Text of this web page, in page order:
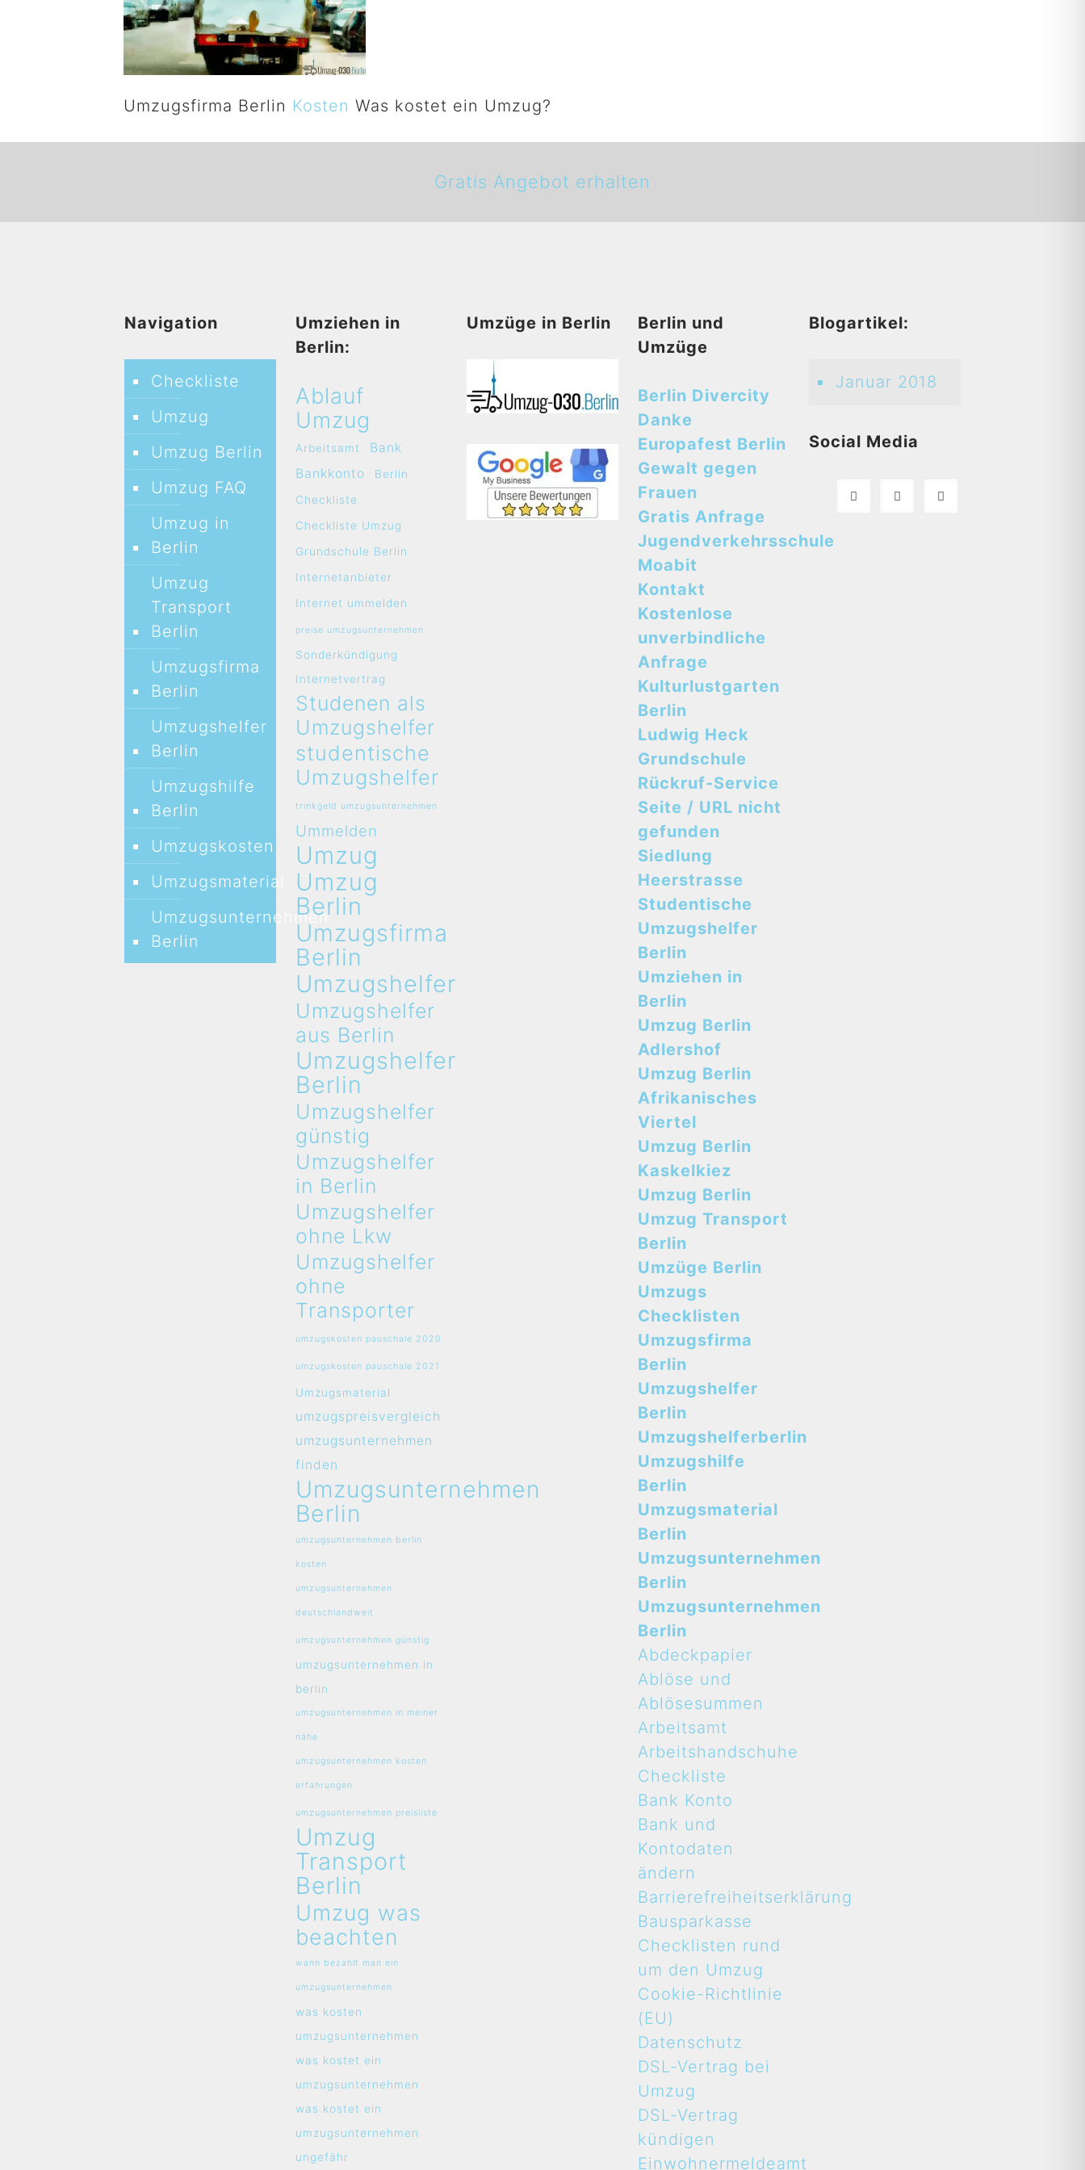
Umzugsfirma Berlin Kosten Was kostet ein Umzug?
Gratis Angebot erhalten
Navigation
Checkliste
Umzug
Umzug Berlin
Umzug FAQ
Umzug in
Berlin
Umzug
Transport
Berlin
Umzugsfirma
Berlin
Umzugshelfer
Berlin
Umzugshilfe
Berlin
Umzugskosten
Umzugsmaterial
Umzugsunternehmen
Berlin
Umziehen in
Berlin:
Ablauf
Umzug
Arbeitsamt
Bank
Bankkonto
Berlin
Checkliste
Checkliste Umzug
Grundschule Berlin
Internetanbieter
Internet ummelden
preise umzugsunternehmen
Sonderkündigung
Internetvertrag
Studenen als
Umzugshelfer
studentische
Umzugshelfer
trinkgeld umzugsunternehmen
Ummelden
Umzug
Umzug
Berlin
Umzugsfirma
Berlin
Umzugshelfer
Umzugshelfer
aus Berlin
Umzugshelfer
Berlin
Umzugshelfer
günstig
Umzugshelfer
in Berlin
Umzugshelfer
ohne Lkw
Umzugshelfer
ohne
Transporter
umzugskosten pauschale 2020
umzugskosten pauschale 2021
Umzugsmaterial
umzugspreisvergleich
umzugsunternehmen
finden
Umzugsunternehmen
Berlin
umzugsunternehmen berlin
kosten
umzugsunternehmen
deutschlandweit
umzugsunternehmen günstig
umzugsunternehmen in
berlin
umzugsunternehmen in meiner
nähe
umzugsunternehmen kosten
erfahrungen
umzugsunternehmen preisliste
Umzug
Transport
Berlin
Umzug was
beachten
wann bezahlt man ein
umzugsunternehmen
was kosten
umzugsunternehmen
was kostet ein
umzugsunternehmen
was kostet ein
umzugsunternehmen
ungefähr
Umzüge in Berlin
Berlin und
Umzüge
Berlin Divercity
Danke
Europafest Berlin
Gewalt gegen
Frauen
Gratis Anfrage
Jugendverkehrsschule
Moabit
Kontakt
Kostenlose
unverbindliche
Anfrage
Kulturlustgarten
Berlin
Ludwig Heck
Grundschule
Rückruf-Service
Seite / URL nicht
gefunden
Siedlung
Heerstrasse
Studentische
Umzugshelfer
Berlin
Umziehen in
Berlin
Umzug Berlin
Adlershof
Umzug Berlin
Afrikanisches
Viertel
Umzug Berlin
Kaskelkiez
Umzug Berlin
Umzug Transport
Berlin
Umzüge Berlin
Umzugs
Checklisten
Umzugsfirma
Berlin
Umzugshelfer
Berlin
Umzugshelferberlin
Umzugshilfe
Berlin
Umzugsmaterial
Berlin
Umzugsunternehmen
Berlin
Umzugsunternehmen
Berlin
Abdeckpapier
Ablöse und
Ablösesummen
Arbeitsamt
Arbeitshandschuhe
Checkliste
Bank Konto
Bank und
Kontodaten
ändern
Barrierefreiheitserklärung
Bausparkasse
Checklisten rund
um den Umzug
Cookie-Richtlinie
(EU)
Datenschutz
DSL-Vertrag bei
Umzug
DSL-Vertrag
kündigen
Einwohnermeldeamt
Blogartikel:
Januar 2018
Social Media